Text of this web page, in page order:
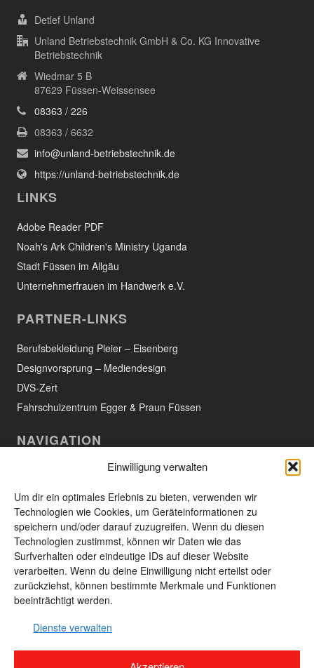
Einwilligung verwalten
Um dir ein optimales Erlebnis zu bieten, verwenden wir
Technologien wie Cookies, um Geräteinformationen zu
speichern und/oder darauf zuzugreifen. Wenn du diesen
Technologien zustimmst, können wir Daten wie das
Surfverhalten oder eindeutige IDs auf dieser Website
verarbeiten. Wenn du deine Einwilligung nicht erteilst oder
zurückziehst, können bestimmte Merkmale und Funktionen
beeinträchtigt werden.
Dienste verwalten
Detlef Unland
Unland Betriebstechnik GmbH & Co. KG Innovative
Betriebstechnik
Wiedmar 5 B
87629 Füssen-Weissensee
08363 / 226
08363 / 6632
info@unland-betriebstechnik.de
https://unland-betriebstechnik.de
LINKS
Adobe Reader PDF
Noah's Ark Children's Ministry Uganda
Stadt Füssen im Allgäu
Unternehmerfrauen im Handwerk e.V.
PARTNER-LINKS
Berufsbekleidung Pleier – Eisenberg
Designvorsprung – Mediendesign
DVS-Zert
Fahrschulzentrum Egger & Praun Füssen
NAVIGATION
Aktuelles
Das Unternehmen
Leistungen und Produkte
Unsere Produkte
Kontakt
Seitenübersicht